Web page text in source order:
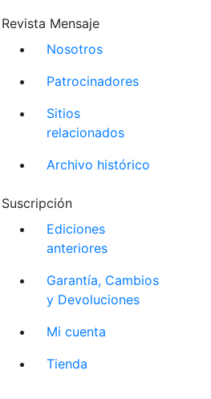
Revista Mensaje
Nosotros
Patrocinadores
Sitios
relacionados
Archivo histórico
Suscripción
Ediciones
anteriores
Garantía, Cambios
y Devoluciones
Mi cuenta
Tienda